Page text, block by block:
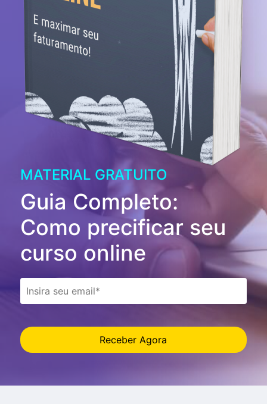
MATERIAL GRATUITO
Guia Completo:
Como precificar seu
curso online
Receber Agora